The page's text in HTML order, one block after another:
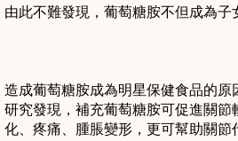
由此不難發現，葡萄糖胺不但成為子
造成葡萄糖胺成為明星保健食品的
研究發現，補充葡萄糖胺可促進關
化、疼痛、腫脹變形，更可幫助關節